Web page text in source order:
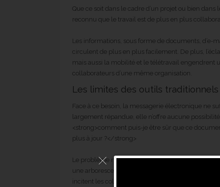
Que ce soit dans le cadre d’un projet ou bien
reconnu que le travail est de plus en plus
Les informations, sous forme de documents, d’e-
circulent de plus en plus facilement. De plus,
mais aussi la mobilité et le télétravail engendrent
collaborateurs d’une même organisation.
Les limites des outils
Face à ce besoin, la messagerie électronique ne
largement répandue, elle n’offre aucune
<strong>comment puis-je être sûr que ce
plus à jour ?</strong>
Le problème ne sera pas idéalement réglé avec
une arborescence hiérarchique constituée de
incitent les collaborateurs à dupliquer les fichiers